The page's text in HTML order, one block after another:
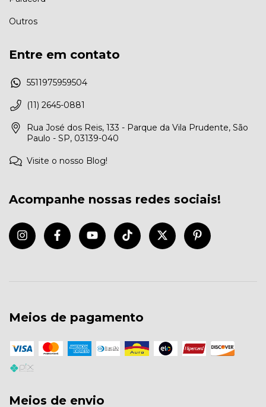
Outros
Entre em contato
5511975959504
(11) 2645-0881
Rua José dos Reis, 133 - Parque da Vila Prudente, São
Paulo - SP, 03139-040
Visite o nosso Blog!
Acompanhe nossas redes sociais!
Meios de pagamento
Meios de envio